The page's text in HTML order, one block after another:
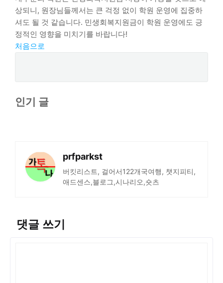
상되니, 원장님들께서는 큰 걱정 없이 학원 운영에 집중하
셔도 될 것 같습니다. 민생회복지원금이 학원 운영에도 긍
정적인 영향을 미치기를 바랍니다!
처음으로
인기 글
prfparkst
버킷리스트, 걸어서122개국여행, 챗지피티,
애드센스,블로그,시나리오,숏츠
댓글 쓰기